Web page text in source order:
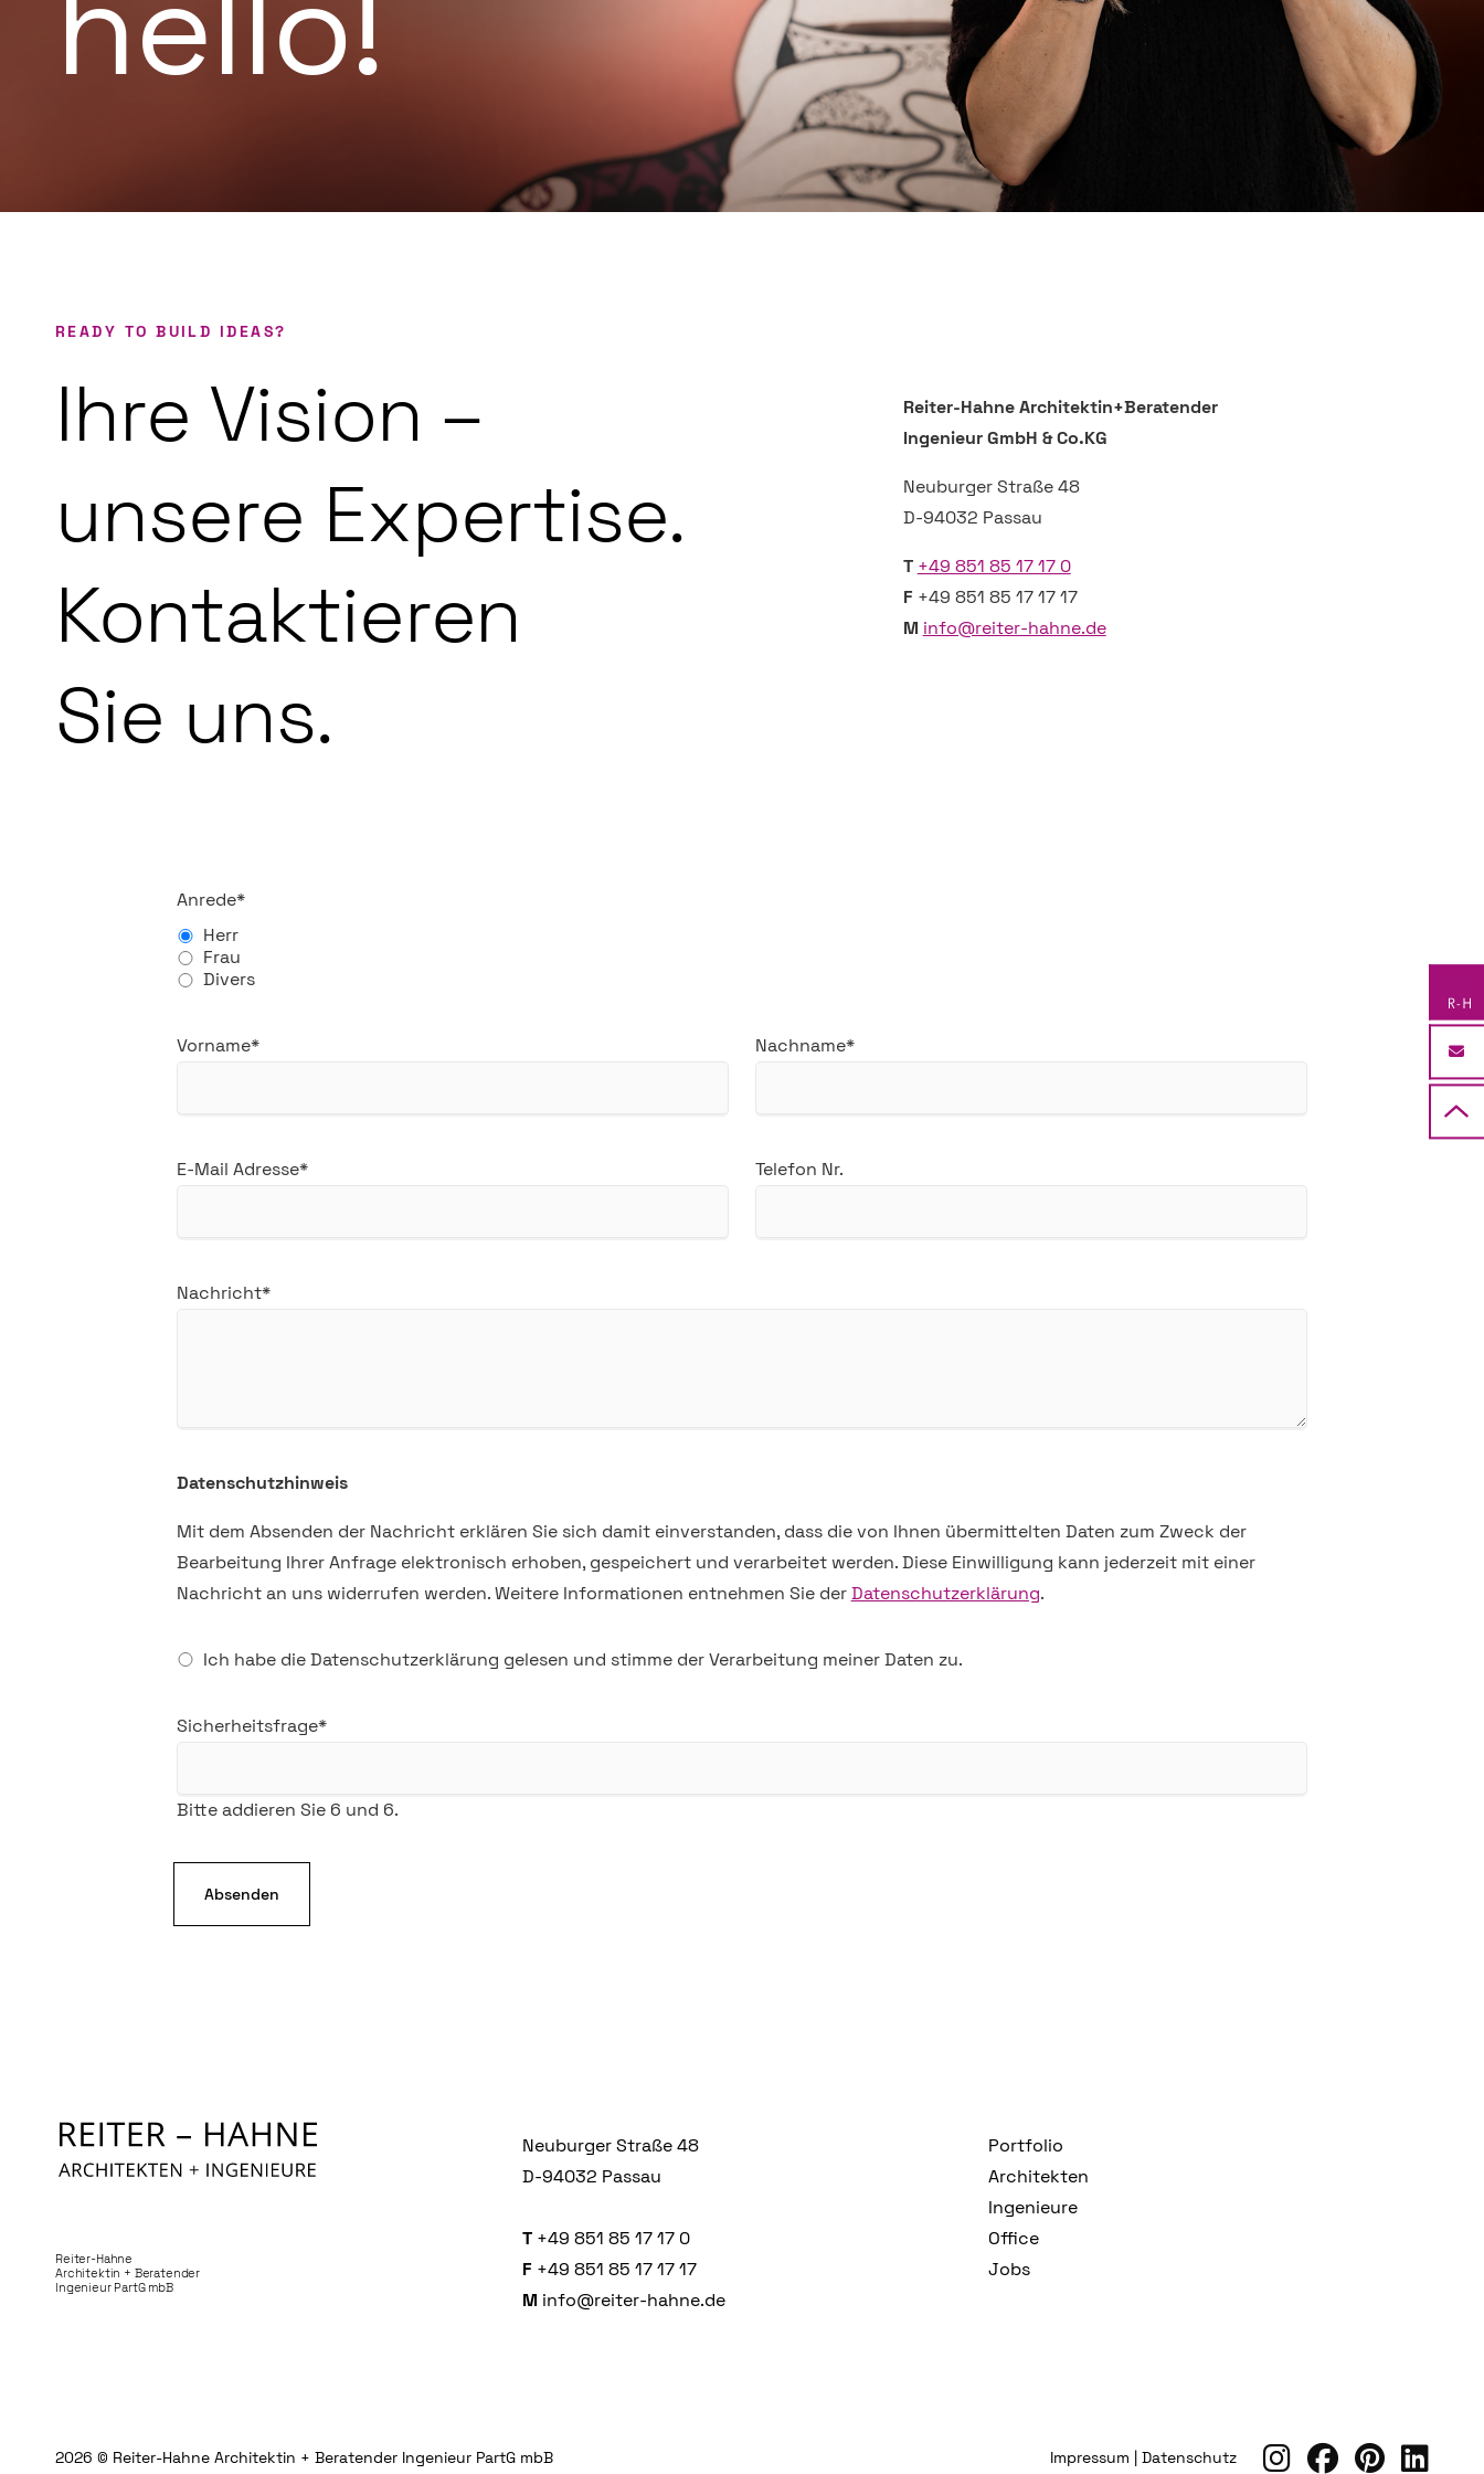
READY TO BUILD IDEAS?
Ihre Vision –
unsere Expertise.
Kontaktieren
Sie uns.
Reiter-Hahne Architektin+Beratender
Ingenieur GmbH & Co.KG
Neuburger Straße 48
D-94032 Passau
T +49 851 85 17 17 0
F +49 851 85 17 17 17
M info@reiter-hahne.de
Pflichtfeld
Anrede*
Herr
Frau
Divers
Pflichtfeld
Vorname* Pflichtfeld
Nachname*
Pflichtfeld
E-Mail Adresse* Telefon Nr.
Pflichtfeld
Nachricht*
Datenschutzhinweis
Mit dem Absenden der Nachricht erklären Sie sich damit einverstanden, dass die von Ihnen übermittelten Daten zum Zweck der
Bearbeitung Ihrer Anfrage elektronisch erhoben, gespeichert und verarbeitet werden. Diese Einwilligung kann jederzeit mit einer
Nachricht an uns widerrufen werden. Weitere Informationen entnehmen Sie derDatenschutzerklärung.
Ich habe die Datenschutzerklärung gelesen und stimme der Verarbeitung meiner Daten zu.
Pflichtfeld
Sicherheitsfrage*
Bitte addieren Sie 6 und 6.
Absenden
Reiter-Hahne
Architektin + Beratender
Ingenieur PartG mbB
Neuburger Straße 48
D-94032 Passau
T+49 851 85 17 17 0
F+49 851 85 17 17 17
M info@reiter-hahne.de
Portfolio
Architekten
Ingenieure
Office
Jobs
2026 © Reiter-Hahne Architektin + Beratender Ingenieur PartG mbB Impressum | Datenschutz